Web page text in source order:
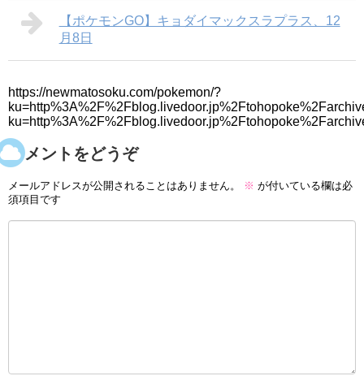
【ポケモンGO】キョダイマックスラプラス、12
月8日
https://newmatosoku.com/pokemon/?
コメントをどうぞ
メールアドレスが公開されることはありません。 ※ が付いている欄は必
須項目です